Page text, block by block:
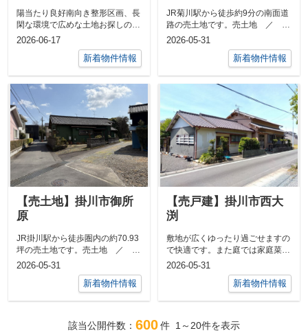
陽当たり良好南向き整形区画、長
閑な環境で広めな土地お探しの方
には最適。桜木小・桜が丘中・こ
2026-06-17
新着物件情報
JR菊川駅から徒歩約9分の南面道
路の売土地です。売土地 ／ 菊
川市本所 ／ 土地面積 公簿
2026-05-31
新着物件情報
【売土地】掛川市御所
原
JR掛川駅から徒歩圏内の約70.93
坪の売土地です。売土地 ／ 掛
川市御所原 ／ 土地面積 公簿
2026-05-31
新着物件情報
【売戸建】掛川市西大
渕
敷地が広くゆったり過ごせますの
で快適です。また庭では家庭菜園
が楽しめます。売中古住宅 ／
2026-05-31
新着物件情報
該当公開件数： 600件 1～20件を表示